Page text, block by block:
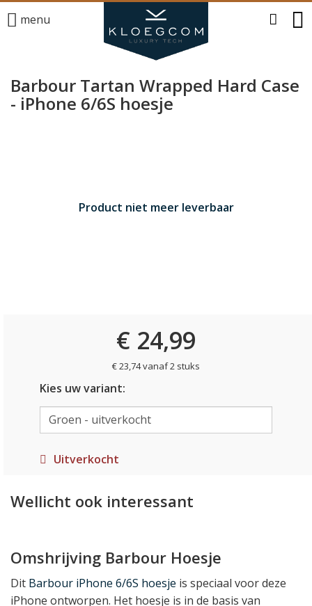
menu
Barbour Tartan Wrapped Hard Case
- iPhone 6/6S hoesje
Product niet meer leverbaar
€ 24,99
€ 23,74 vanaf 2 stuks
Kies uw variant:
Uitverkocht
Wellicht ook interessant
Omshrijving Barbour Hoesje
Dit Barbour iPhone 6/6S hoesje is speciaal voor deze
iPhone ontworpen. Het hoesje is in de basis van